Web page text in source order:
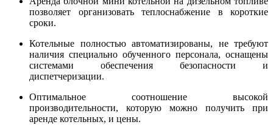
позволяет организовать теплоснабжение в короткие
сроки.
Котельные полностью автоматизированы, не требуют
наличия специально обученного персонала, оснащены
системами обеспечения безопасности и
диспетчеризации.
Оптимальное соотношение высокой
производительности, которую можно получить при
аренде котельных, и цены.